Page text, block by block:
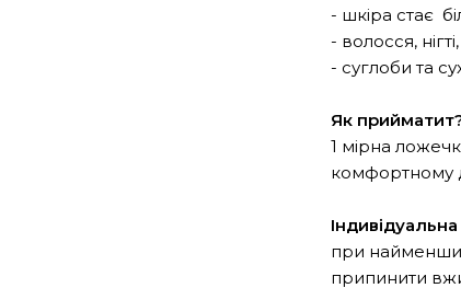
- шкіра стає
- волосся,
- суглоби та
Як
1 мірна
комфортному
при
припинити